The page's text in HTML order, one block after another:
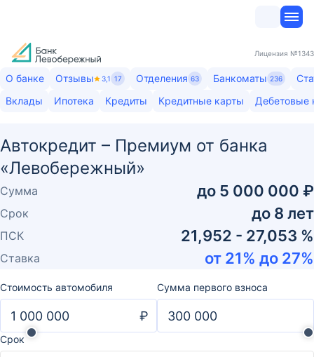
Лицензия №1343
О банке Отзывы 3,1 17 Отделения 63 Банкоматы 236
Вклады
Ипотека Кредиты Кредитные карты Дебетовые
Автокредит – Премиум от банка
«Левобережный»
Сумма до 5 000 000 ₽
Срок до 8 лет
ПСК 21,952 - 27,053 %
Ставка от 21% до 27%
Стоимость автомобиля
₽
Сумма первого взноса
Срок